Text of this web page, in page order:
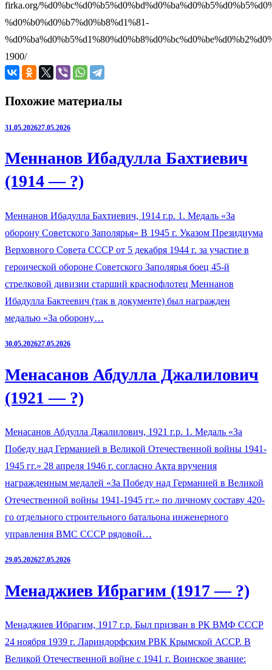
firka.org/
%d0%b0%d0%b7%d0%b8%d1%81-
1900/
Похожие материалы
31.05.202627.05.2026
Меннанов Ибадулла Бахтиевич
(1914 — ?)
Меннанов Ибадулла Бахтиевич, 1914 г.р. 1. Медаль «За
оборону Советского Заполярья» В 1945 г. Указом Президиума
Верховного Совета СССР от 5 декабря 1944 г. за участие в
героической обороне Советского Заполярья боец 45-й
стрелковой дивизии старший краснофлотец Меннанов
Ибадулла Бактеевич (так в документе) был награжден
медалью «За оборону…
30.05.202627.05.2026
Менасанов Абдулла Джалилович
(1921 — ?)
Менасанов Абдулла Джалилович, 1921 г.р. 1. Медаль «За
Победу над Германией в Великой Отечественной войны 1941-
1945 гг.» 28 апреля 1946 г. согласно Акта вручения
награжденным медалей «За Победу над Германией в Великой
Отечественной войны 1941-1945 гг.» по личному составу 420-
го отдельного строительного батальона инженерного
управления ВМС СССР рядовой…
29.05.202627.05.2026
Менаджиев Ибрагим (1917 — ?)
Менаджиев Ибрагим, 1917 г.р. Был призван в РК ВМФ СССР
24 ноября 1939 г. Лариндорфским РВК Крымской АССР. В
Великой Отечественной войне с 1941 г. Воинское звание: